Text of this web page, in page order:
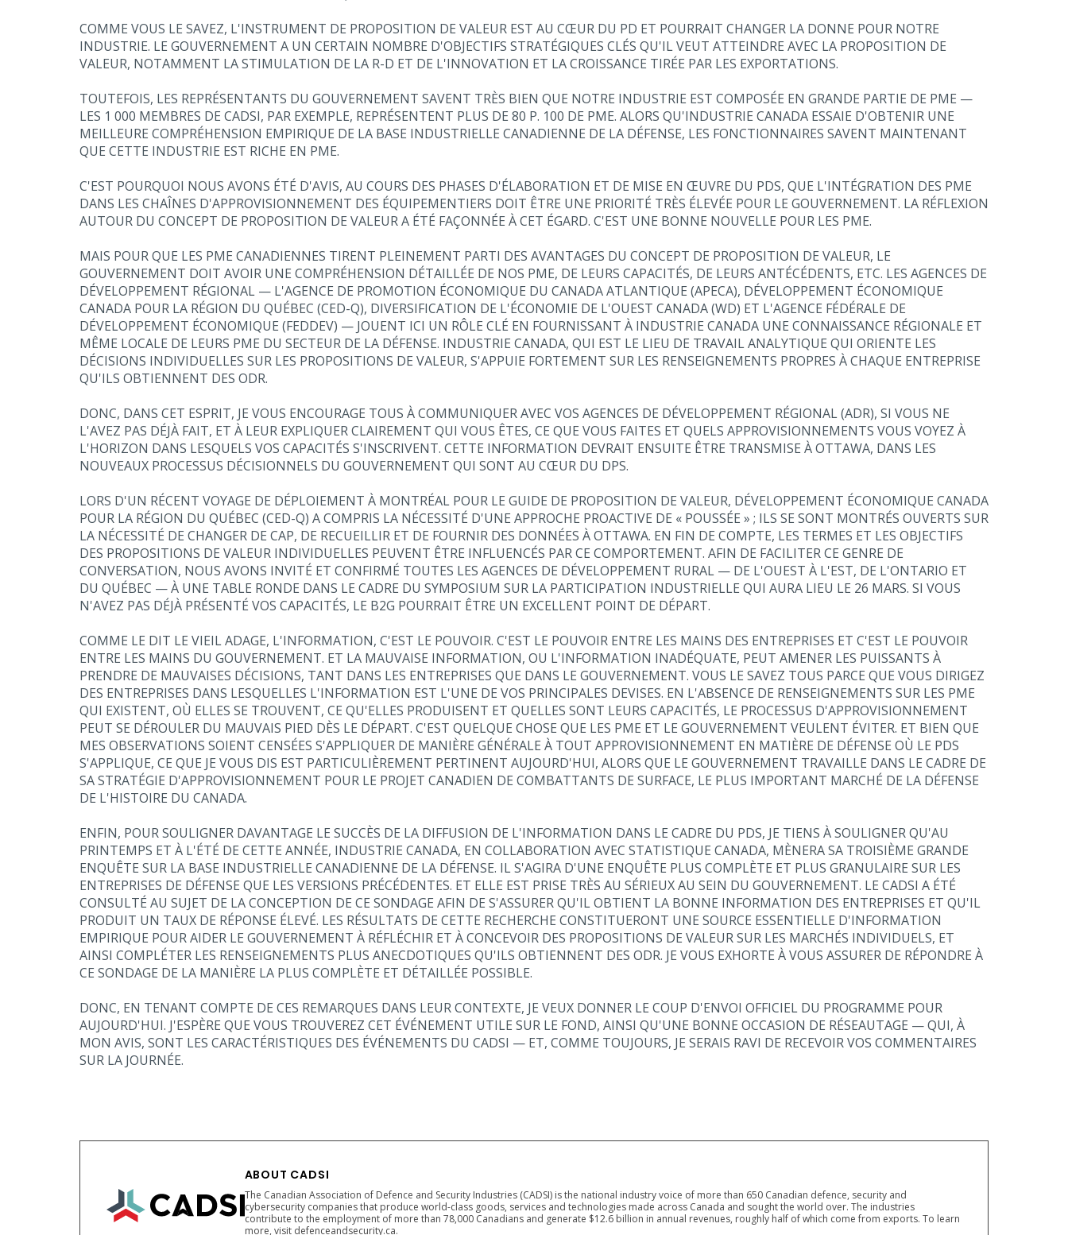
COMME VOUS LE SAVEZ, L'INSTRUMENT DE PROPOSITION DE VALEUR EST AU CŒUR DU PD ET POURRAIT CHANGER LA DONNE POUR NOTRE
INDUSTRIE. LE GOUVERNEMENT A UN CERTAIN NOMBRE D'OBJECTIFS STRATÉGIQUES CLÉS QU'IL VEUT ATTEINDRE AVEC LA PROPOSITION DE
VALEUR, NOTAMMENT LA STIMULATION DE LA R-D ET DE L'INNOVATION ET LA CROISSANCE TIRÉE PAR LES EXPORTATIONS.
TOUTEFOIS, LES REPRÉSENTANTS DU GOUVERNEMENT SAVENT TRÈS BIEN QUE NOTRE INDUSTRIE EST COMPOSÉE EN GRANDE PARTIE DE PME —
LES 1 000 MEMBRES DE CADSI, PAR EXEMPLE, REPRÉSENTENT PLUS DE 80 P. 100 DE PME. ALORS QU'INDUSTRIE CANADA ESSAIE D'OBTENIR UNE
MEILLEURE COMPRÉHENSION EMPIRIQUE DE LA BASE INDUSTRIELLE CANADIENNE DE LA DÉFENSE, LES FONCTIONNAIRES SAVENT MAINTENANT
QUE CETTE INDUSTRIE EST RICHE EN PME.
C'EST POURQUOI NOUS AVONS ÉTÉ D'AVIS, AU COURS DES PHASES D'ÉLABORATION ET DE MISE EN ŒUVRE DU PDS, QUE L'INTÉGRATION DES PME
DANS LES CHAÎNES D'APPROVISIONNEMENT DES ÉQUIPEMENTIERS DOIT ÊTRE UNE PRIORITÉ TRÈS ÉLEVÉE POUR LE GOUVERNEMENT. LA RÉFLEXION
AUTOUR DU CONCEPT DE PROPOSITION DE VALEUR A ÉTÉ FAÇONNÉE À CET ÉGARD. C'EST UNE BONNE NOUVELLE POUR LES PME.
MAIS POUR QUE LES PME CANADIENNES TIRENT PLEINEMENT PARTI DES AVANTAGES DU CONCEPT DE PROPOSITION DE VALEUR, LE
GOUVERNEMENT DOIT AVOIR UNE COMPRÉHENSION DÉTAILLÉE DE NOS PME, DE LEURS CAPACITÉS, DE LEURS ANTÉCÉDENTS, ETC. LES AGENCES DE
DÉVELOPPEMENT RÉGIONAL — L'AGENCE DE PROMOTION ÉCONOMIQUE DU CANADA ATLANTIQUE (APECA), DÉVELOPPEMENT ÉCONOMIQUE
CANADA POUR LA RÉGION DU QUÉBEC (CED-Q), DIVERSIFICATION DE L'ÉCONOMIE DE L'OUEST CANADA (WD) ET L'AGENCE FÉDÉRALE DE
DÉVELOPPEMENT ÉCONOMIQUE (FEDDEV) — JOUENT ICI UN RÔLE CLÉ EN FOURNISSANT À INDUSTRIE CANADA UNE CONNAISSANCE RÉGIONALE ET
MÊME LOCALE DE LEURS PME DU SECTEUR DE LA DÉFENSE. INDUSTRIE CANADA, QUI EST LE LIEU DE TRAVAIL ANALYTIQUE QUI ORIENTE LES
DÉCISIONS INDIVIDUELLES SUR LES PROPOSITIONS DE VALEUR, S'APPUIE FORTEMENT SUR LES RENSEIGNEMENTS PROPRES À CHAQUE ENTREPRISE
QU'ILS OBTIENNENT DES ODR.
DONC, DANS CET ESPRIT, JE VOUS ENCOURAGE TOUS À COMMUNIQUER AVEC VOS AGENCES DE DÉVELOPPEMENT RÉGIONAL (ADR), SI VOUS NE
L'AVEZ PAS DÉJÀ FAIT, ET À LEUR EXPLIQUER CLAIREMENT QUI VOUS ÊTES, CE QUE VOUS FAITES ET QUELS APPROVISIONNEMENTS VOUS VOYEZ À
L'HORIZON DANS LESQUELS VOS CAPACITÉS S'INSCRIVENT. CETTE INFORMATION DEVRAIT ENSUITE ÊTRE TRANSMISE À OTTAWA, DANS LES
NOUVEAUX PROCESSUS DÉCISIONNELS DU GOUVERNEMENT QUI SONT AU CŒUR DU DPS.
LORS D'UN RÉCENT VOYAGE DE DÉPLOIEMENT À MONTRÉAL POUR LE GUIDE DE PROPOSITION DE VALEUR, DÉVELOPPEMENT ÉCONOMIQUE CANADA
POUR LA RÉGION DU QUÉBEC (CED-Q) A COMPRIS LA NÉCESSITÉ D'UNE APPROCHE PROACTIVE DE « POUSSÉE » ; ILS SE SONT MONTRÉS OUVERTS SUR
LA NÉCESSITÉ DE CHANGER DE CAP, DE RECUEILLIR ET DE FOURNIR DES DONNÉES À OTTAWA. EN FIN DE COMPTE, LES TERMES ET LES OBJECTIFS
DES PROPOSITIONS DE VALEUR INDIVIDUELLES PEUVENT ÊTRE INFLUENCÉS PAR CE COMPORTEMENT. AFIN DE FACILITER CE GENRE DE
CONVERSATION, NOUS AVONS INVITÉ ET CONFIRMÉ TOUTES LES AGENCES DE DÉVELOPPEMENT RURAL — DE L'OUEST À L'EST, DE L'ONTARIO ET
DU QUÉBEC — À UNE TABLE RONDE DANS LE CADRE DU SYMPOSIUM SUR LA PARTICIPATION INDUSTRIELLE QUI AURA LIEU LE 26 MARS. SI VOUS
N'AVEZ PAS DÉJÀ PRÉSENTÉ VOS CAPACITÉS, LE B2G POURRAIT ÊTRE UN EXCELLENT POINT DE DÉPART.
COMME LE DIT LE VIEIL ADAGE, L'INFORMATION, C'EST LE POUVOIR. C'EST LE POUVOIR ENTRE LES MAINS DES ENTREPRISES ET C'EST LE POUVOIR
ENTRE LES MAINS DU GOUVERNEMENT. ET LA MAUVAISE INFORMATION, OU L'INFORMATION INADÉQUATE, PEUT AMENER LES PUISSANTS À
PRENDRE DE MAUVAISES DÉCISIONS, TANT DANS LES ENTREPRISES QUE DANS LE GOUVERNEMENT. VOUS LE SAVEZ TOUS PARCE QUE VOUS DIRIGEZ
DES ENTREPRISES DANS LESQUELLES L'INFORMATION EST L'UNE DE VOS PRINCIPALES DEVISES. EN L'ABSENCE DE RENSEIGNEMENTS SUR LES PME
QUI EXISTENT, OÙ ELLES SE TROUVENT, CE QU'ELLES PRODUISENT ET QUELLES SONT LEURS CAPACITÉS, LE PROCESSUS D'APPROVISIONNEMENT
PEUT SE DÉROULER DU MAUVAIS PIED DÈS LE DÉPART. C'EST QUELQUE CHOSE QUE LES PME ET LE GOUVERNEMENT VEULENT ÉVITER. ET BIEN QUE
MES OBSERVATIONS SOIENT CENSÉES S'APPLIQUER DE MANIÈRE GÉNÉRALE À TOUT APPROVISIONNEMENT EN MATIÈRE DE DÉFENSE OÙ LE PDS
S'APPLIQUE, CE QUE JE VOUS DIS EST PARTICULIÈREMENT PERTINENT AUJOURD'HUI, ALORS QUE LE GOUVERNEMENT TRAVAILLE DANS LE CADRE DE
SA STRATÉGIE D'APPROVISIONNEMENT POUR LE PROJET CANADIEN DE COMBATTANTS DE SURFACE, LE PLUS IMPORTANT MARCHÉ DE LA DÉFENSE
DE L'HISTOIRE DU CANADA.
ENFIN, POUR SOULIGNER DAVANTAGE LE SUCCÈS DE LA DIFFUSION DE L'INFORMATION DANS LE CADRE DU PDS, JE TIENS À SOULIGNER QU'AU
PRINTEMPS ET À L'ÉTÉ DE CETTE ANNÉE, INDUSTRIE CANADA, EN COLLABORATION AVEC STATISTIQUE CANADA, MÈNERA SA TROISIÈME GRANDE
ENQUÊTE SUR LA BASE INDUSTRIELLE CANADIENNE DE LA DÉFENSE. IL S'AGIRA D'UNE ENQUÊTE PLUS COMPLÈTE ET PLUS GRANULAIRE SUR LES
ENTREPRISES DE DÉFENSE QUE LES VERSIONS PRÉCÉDENTES. ET ELLE EST PRISE TRÈS AU SÉRIEUX AU SEIN DU GOUVERNEMENT. LE CADSI A ÉTÉ
CONSULTÉ AU SUJET DE LA CONCEPTION DE CE SONDAGE AFIN DE S'ASSURER QU'IL OBTIENT LA BONNE INFORMATION DES ENTREPRISES ET QU'IL
PRODUIT UN TAUX DE RÉPONSE ÉLEVÉ. LES RÉSULTATS DE CETTE RECHERCHE CONSTITUERONT UNE SOURCE ESSENTIELLE D'INFORMATION
EMPIRIQUE POUR AIDER LE GOUVERNEMENT À RÉFLÉCHIR ET À CONCEVOIR DES PROPOSITIONS DE VALEUR SUR LES MARCHÉS INDIVIDUELS, ET
AINSI COMPLÉTER LES RENSEIGNEMENTS PLUS ANECDOTIQUES QU'ILS OBTIENNENT DES ODR. JE VOUS EXHORTE À VOUS ASSURER DE RÉPONDRE À
CE SONDAGE DE LA MANIÈRE LA PLUS COMPLÈTE ET DÉTAILLÉE POSSIBLE.
DONC, EN TENANT COMPTE DE CES REMARQUES DANS LEUR CONTEXTE, JE VEUX DONNER LE COUP D'ENVOI OFFICIEL DU PROGRAMME POUR
AUJOURD'HUI. J'ESPÈRE QUE VOUS TROUVEREZ CET ÉVÉNEMENT UTILE SUR LE FOND, AINSI QU'UNE BONNE OCCASION DE RÉSEAUTAGE — QUI, À
MON AVIS, SONT LES CARACTÉRISTIQUES DES ÉVÉNEMENTS DU CADSI — ET, COMME TOUJOURS, JE SERAIS RAVI DE RECEVOIR VOS COMMENTAIRES
SUR LA JOURNÉE.
ABOUT CADSI
The Canadian Association of Defence and Security Industries (CADSI) is the national industry voice of more than 650 Canadian defence, security and
cybersecurity companies that produce world-class goods, services and technologies made across Canada and sought the world over. The industries
contribute to the employment of more than 78,000 Canadians and generate $12.6 billion in annual revenues, roughly half of which come from exports. To learn
more, visit defenceandsecurity.ca.